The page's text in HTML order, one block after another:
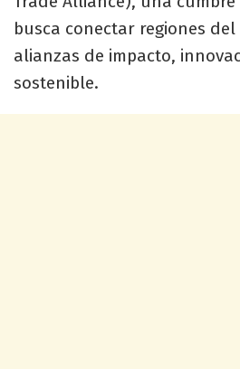
busca conectar regiones
alianzas de impacto,
sostenible.